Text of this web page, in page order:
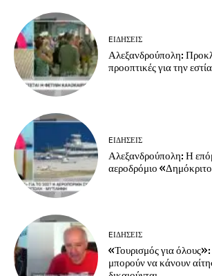
EΙΔΗΣΕΙΣ
Αλεξανδρούπολη:
προοπτικές για την
EΙΔΗΣΕΙΣ
Αλεξανδρούπολη: Η
αεροδρόμιο
EΙΔΗΣΕΙΣ
«Τουρισμός για
μπορούν να κάνουν